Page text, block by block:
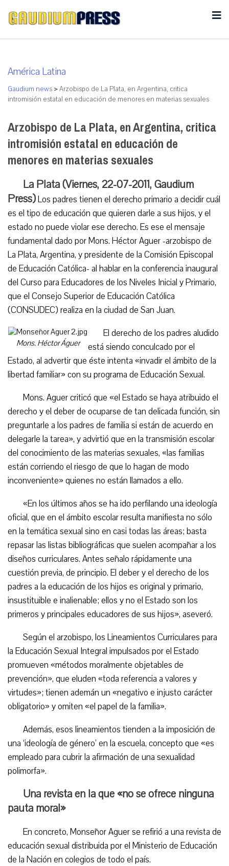
América Latina
Gaudium news >Arzobispo de La Plata, en Argentina, critica
intromisión estatal en educación de menores en materias sexuales
Arzobispo de La Plata, en Argentina, critica
intromisión estatal en educación de
menores en materias sexuales
La Plata (Viernes, 22-07-2011, Gaudium
Press)Los padres tienen el derecho primario a decidir cuál
es el tipo de educación que quieren darle a sus hijos, y el
estado no puede violar ese derecho. Es ese el mensaje
fundamental dado por Mons. Héctor Aguer -arzobispo de
La Plata, Argentina, y presidente de la Comisión Episcopal
de Educación Católica- al hablar en la conferencia inaugural
del Curso para Educadores de los Niveles Inicial y Primario,
que el Consejo Superior de Educación Católica
(CONSUDEC) realiza en la ciudad de San Juan.
Mons. Héctor Águer
El derecho de los padres aludido
está siendo conculcado por el
Estado, al advertir que éste intenta «invadir el ámbito de la
libertad familiar» con su programa de Educación Sexual.
Mons. Aguer criticó que «el Estado se haya atribuido el
derecho y el deber de ocuparse de tan delicada función, sin
preguntarle a los padres de familia si están de acuerdo en
delegarle la tarea», y advirtió que en la transmisión escolar
del conocimiento de las materias sexuales, «las familias
están corriendo el riesgo de que lo hagan de modo
inconveniente» quienes no están llamados a ello.
«En los últimos años se ha ido perfilando una ideología
oficial, que en el ámbito escolar resulta manifiesta no sólo
en la temática sexual sino en casi todas las áreas; basta
repasar las listas bibliográficas que suelen acompañar a los
diseños curriculares. Antes señalo rápidamente una
cuestión previa, de principio. El deber y el derecho de los
padres a la educación de los hijos es original y primario,
insustituible e inalienable; ellos y no el Estado son los
primeros y principales educadores de sus hijos», aseveró.
Según el arzobispo, los Lineamientos Curriculares para
la Educación Sexual Integral impulsados por el Estado
promueven «métodos moralmente objetables de
prevención», que eluden «toda referencia a valores y
virtudes»; tienen ademán un «negativo e injusto carácter
obligatorio» y omiten «el papel de la familia».
Además, esos lineamientos tienden a la imposición de
una ‘ideología de género’ en la escuela, concepto que «es
empleado para cubrir la afirmación de una sexualidad
polimorfa».
Una revista en la que «no se ofrece ninguna
pauta moral»
En concreto, Monseñor Aguer se refirió a una revista de
educación sexual distribuida por el Ministerio de Educación
de la Nación en colegios de todo el país.